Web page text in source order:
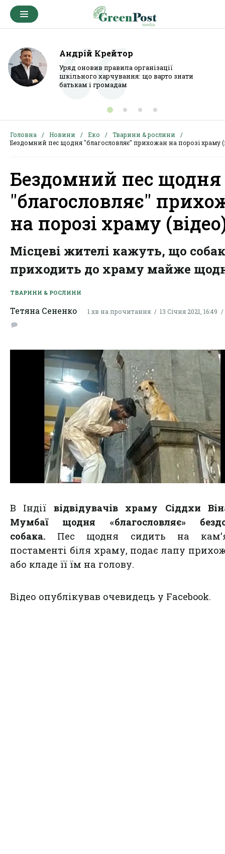
Андрій Крейтор
Уряд оновив правила організації
шкільного харчування: що варто знати
батькам і громадам
Головна Новини Еко
Тварини & рослини
Бездомний пес щодня "благословляє" прихожан на порозі храму
Бездомний пес щодня
"благословляє"
на порозі храму
Місцеві жителі кажуть, що
приходить до храму майже
ТВАРИНИ & РОСЛИНИ
Тетяна Сененко 1 хв на прочитання 13 Січня 2021, 16:49
В Індії відвідувачів храму Сіддхи
Мумбаї щодня «благословляє»
собака. Пес щодня сидить на
постаменті біля храму, подає лапу
або кладе її їм на голову.
Відео опублікував очевидець у Facebook.